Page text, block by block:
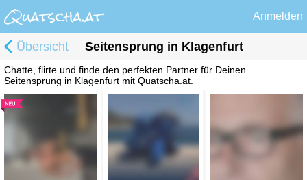
Anmelden
Übersicht Seitensprung in Klagenfurt
Chatte, flirte und finde den perfekten Partner für Deinen
Seitensprung in Klagenfurt mit Quatscha.at.